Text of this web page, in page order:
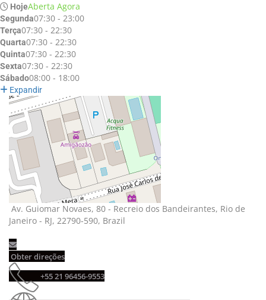
HojeAberta Agora
Segunda07:30 - 23:00
Terça07:30 - 22:30
Quarta07:30 - 22:30
Quinta07:30 - 22:30
Sexta07:30 - 22:30
Sábado08:00 - 18:00
Expandir
Av. Guiomar Novaes, 80 - Recreio dos Bandeirantes, Rio de
Janeiro - RJ, 22790-590, Brazil
Obter direções
+55 21 96456-9553